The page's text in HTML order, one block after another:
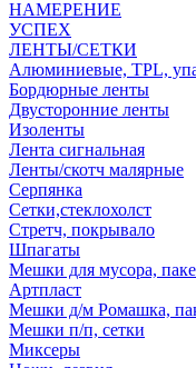
НАМЕРЕНИЕ
УСПЕХ
ЛЕНТЫ/СЕТКИ
Алюминиевые, TPL,
Бордюрные ленты
Двусторонние ленты
Изоленты
Лента сигнальная
Ленты/скотч малярные
Серпянка
Сетки,стеклохолст
Стретч, покрывало
Шпагаты
Мешки для мусора,
Артпласт
Мешки д/м Ромашка,
Мешки п/п, сетки
Миксеры